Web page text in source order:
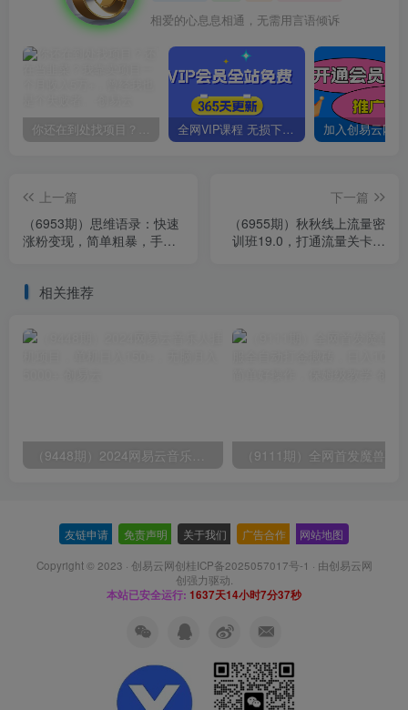
相爱的心息息相通，无需用言语倾诉
你还在到处找项目？还在当韭菜？我靠卖项目一个月收入5万+，曾经我也是个失败者。 全网VIP课程 无损下载~
上一篇
（6953期）思维语录：快速
涨粉变现，简单粗暴，手把
下一篇
（6955期）秋秋线上流量密
训班19.0，打通流量关卡，
相关推荐
友链申请 免责声明 关于我们 广告合作 网站地图
Copyright © 2023 · 创易云网创桂ICP备2025057017号-1 · 由创易云网
创强力驱动.
本站已安全运行: 1637天14小时7分37秒